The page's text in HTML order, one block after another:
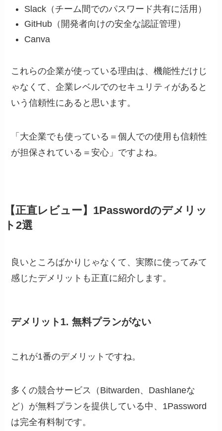
Slack（チーム間でのパスワード共有に活用）
GitHub（開発者向けの安全な認証管理）
Canva
これらの企業が使っている理由は、機能性だけじ
ゃなくて、企業レベルでのセキュリティがあると
いう信頼性にあると思います。
「 大企業でも使っている＝個人での使用も信頼性
が担保されている＝安心 」ですよね。
【正直レビュー】1Passwordのデメリッ
ト2選
良いところばかりじゃなくて、実際に使ってみて
感じたデメリットも正直に紹介します。
デメリット1. 無料プランがない
これが1番のデメリットですね。
多くの競合サービス（Bitwarden、Dashlaneな
ど）が無料プランを提供している中、1Password
は完全有料制です。